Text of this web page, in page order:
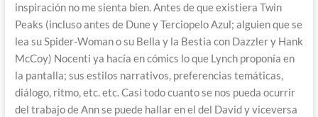
inspiración no me sienta bien. Antes de que existiera Twin
Peaks (incluso antes de Dune y Terciopelo Azul; alguien que se
lea su Spider-Woman o su Bella y la Bestia con Dazzler y Hank
McCoy) Nocenti ya hacía en cómics lo que Lynch proponía en
la pantalla; sus estilos narrativos, preferencias temáticas,
diálogo, ritmo, etc. etc. Casi todo cuanto se nos pueda ocurrir
del trabajo de Ann se puede hallar en el del David y viceversa